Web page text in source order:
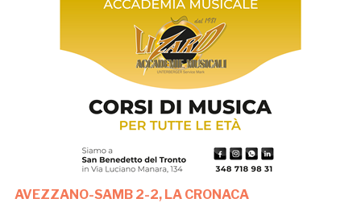
AVEZZANO-SAMB 2-2, LA CRONACA